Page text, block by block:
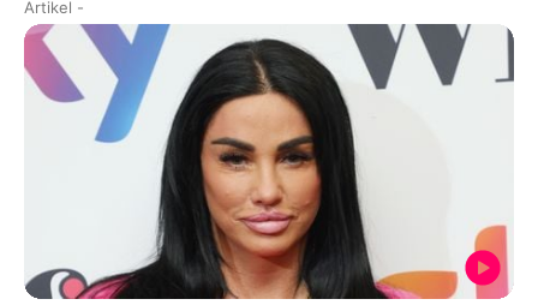
Artikel -